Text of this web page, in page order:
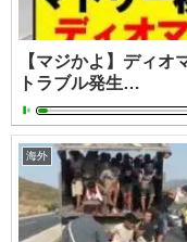
【マジかよ】ディ
トラブル発生…
海外